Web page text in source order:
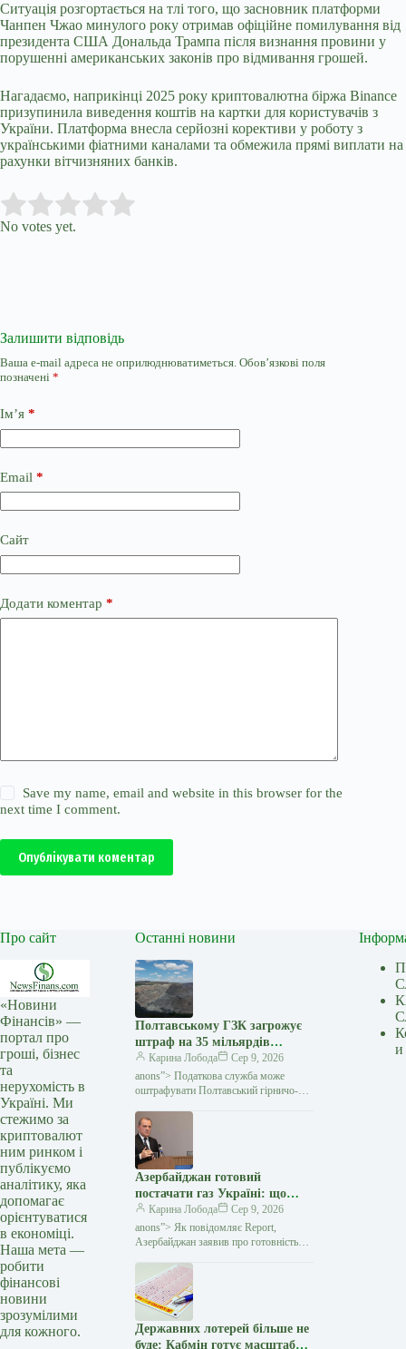
Ситуація розгортається на тлі того, що засновник платформи
Чанпен Чжао минулого року отримав офіційне помилування від
президента США Дональда Трампа після визнання провини у
порушенні американських законів про відмивання грошей.
Нагадаємо, наприкінці 2025 року криптовалютна біржа Binance
призупинила виведення коштів на картки для користувачів з
України. Платформа внесла серйозні корективи у роботу з
українськими фіатними каналами та обмежила прямі виплати на
рахунки вітчизняних банків.
Rate this item:
No votes yet.
Залишити відповідь
Ваша e-mail адреса не оприлюднюватиметься. Обов’язкові поля
позначені *
Ім’я *
Email *
Сайт
Додати коментар *
Save my name, email and website in this browser for the
next time I comment.
Опублікувати коментар
Про сайт
«Новини
Фінансів» —
портал про
гроші, бізнес
та
нерухомість в
Україні. Ми
стежимо за
криптовалют
ним ринком і
публікуємо
аналітику, яка
допомагає
орієнтуватися
в економіці.
Наша мета —
робити
фінансові
новини
зрозумілими
для кожного.
Останні новини
Полтавському ГЗК загрожує
штраф на 35 мільярдів
гривень — Мінфін
Карина Лобода
Сер 9, 2026
anons”> Податкова служба може
оштрафувати Полтавський гірничо-
входить до групи Ferrexpo, на близько
35,3 млрд грн ($788 млн), через…
Азербайджан готовий
постачати газ Україні: що
відомо про нову пропозицію
— Мінфін
Карина Лобода
Сер 9, 2026
anons”> Як повідомляє Report,
Азербайджан заявив про готовність
та розглядає можливість використання
українських підземних газових сховищ
Державних лотерей більше не
буде: Кабмін готує масштабну
и